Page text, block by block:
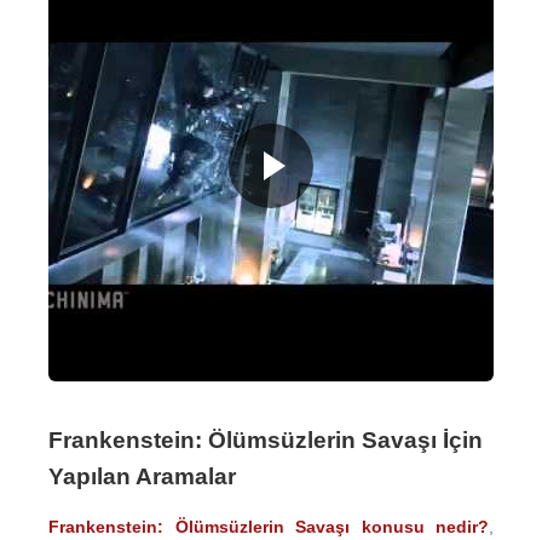
Frankenstein: Ölümsüzlerin Savaşı İçin
Yapılan Aramalar
Frankenstein: Ölümsüzlerin Savaşı konusu nedir?